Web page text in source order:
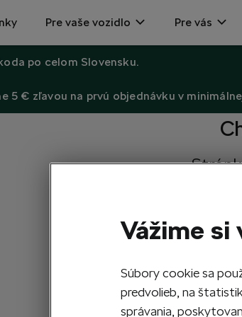
Pre vaše vozidlo Pre vás
po celom Slovensku.
5 € zľavou na prvú objednávku v
Vážime si
Súbory cookie sa
predvolieb, na
správania,